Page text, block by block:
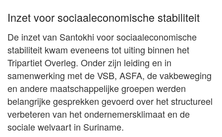
Inzet voor sociaaleconomische stabiliteit
De inzet van Santokhi voor sociaaleconomische
stabiliteit kwam eveneens tot uiting binnen het
Tripartiet Overleg. Onder zijn leiding en in
samenwerking met de VSB, ASFA, de vakbeweging
en andere maatschappelijke groepen werden
belangrijke gesprekken gevoerd over het structureel
verbeteren van het ondernemersklimaat en de
sociale welvaart in Suriname.